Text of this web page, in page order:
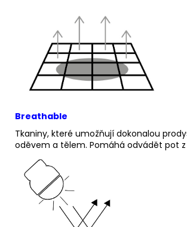
Breathable
Tkaniny, které umožňují dokonalou
oděvem a tělem. Pomáhá odvádět pot